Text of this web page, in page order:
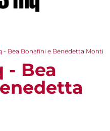
- Bea Bonafini e Benedetta Monti
- Bea